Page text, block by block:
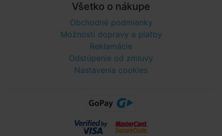
Všetko o nákupe
Obchodné podmienky
Možnosti dopravy a platby
Reklamácie
Odstúpenie od zmluvy
Nastavenia cookies